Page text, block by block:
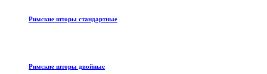
Римские шторы стандартные
Римские шторы двойные